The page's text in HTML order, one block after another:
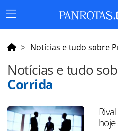
Menu
Principal
Notícias e tudo sobre
Notícias e tudo
Corrida
hoje